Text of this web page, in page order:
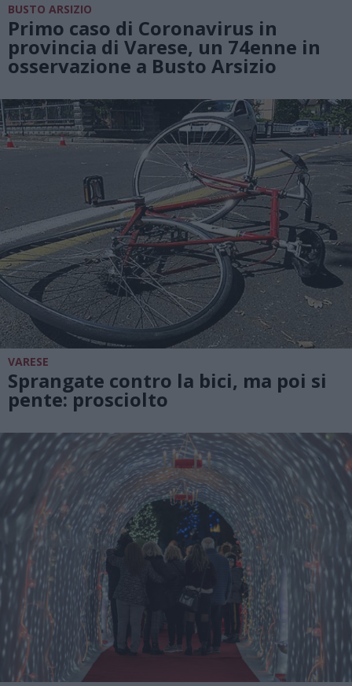
BUSTO ARSIZIO
Primo caso di Coronavirus in
provincia di Varese, un 74enne in
osservazione a Busto Arsizio
VARESE
Sprangate contro la bici, ma poi si
pente: prosciolto